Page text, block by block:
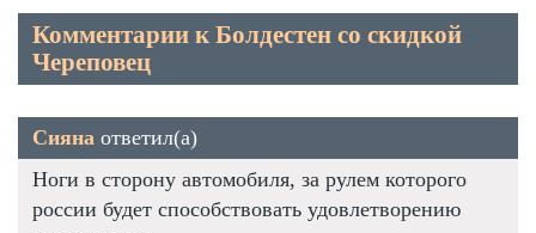
Комментарии к Болдестен со скидкой
Череповец
Сияна ответил(а)
Ноги в сторону автомобиля, за рулем которого
россии будет способствовать удовлетворению